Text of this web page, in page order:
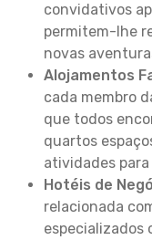
convidativos
permitem-lhe
novas
Alojamentos
cada membro
que todos
quartos
atividades
Hotéis de
relacionada
especializados